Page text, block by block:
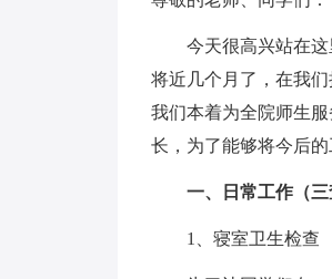
今天很高兴站在这
将近几个月了，在我
我们本着为全院师生
长，为了能够将今后
一、日常工作（三
1、寝室卫生检查